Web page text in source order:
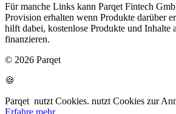
Für manche Links kann Parqet Fintech
Provision erhalten wenn Produkte darüber
hilft dabei, kostenlose Produkte und Inhalte
finanzieren.
© 2026 Parqet
🍪
Parqet nutzt Cookies. nutzt Cookies zur
Erfahre mehr